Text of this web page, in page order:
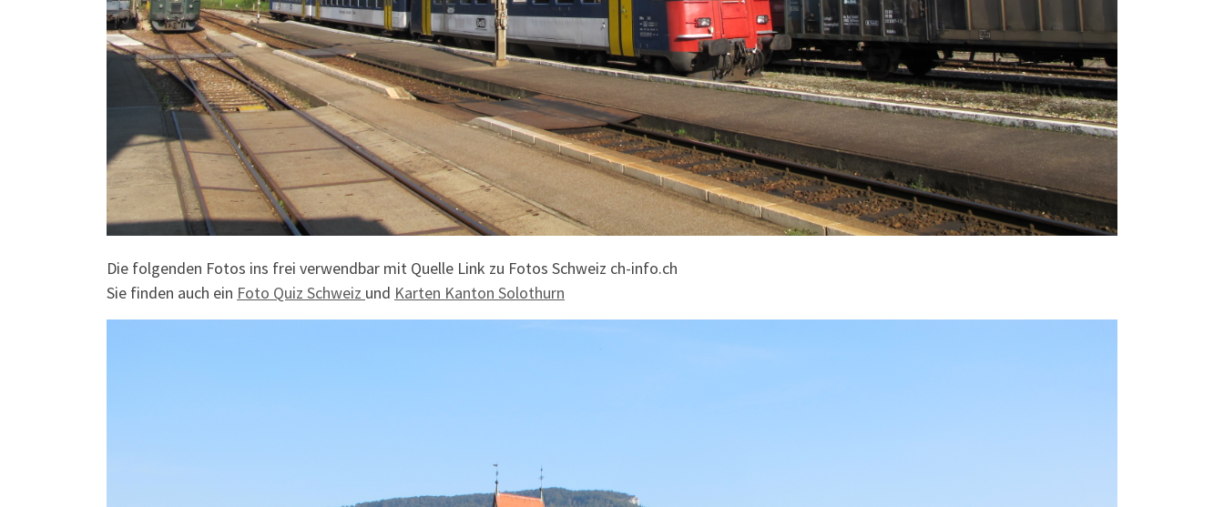
Die folgenden Fotos ins frei verwendbar mit Quelle Link zu Fotos Schweiz ch-info.ch
Sie finden auch ein Foto Quiz Schweiz und Karten Kanton Solothurn